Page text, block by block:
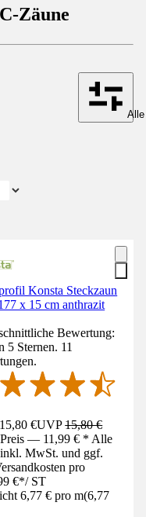
Zäune
Konsta Steckzaun
x 15 cm anthrazit
Bewertung:
5 Sternen. 11
€UVP15,80 €
— 11,99 € * Alle
inkl. MwSt. und ggf.
pro
€*/ ST
6,77 € pro m(6,77